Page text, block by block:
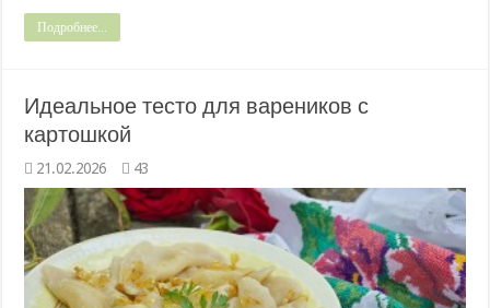
Подробнее...
Идеальное тесто для вареников с
картошкой
21.02.2026 43